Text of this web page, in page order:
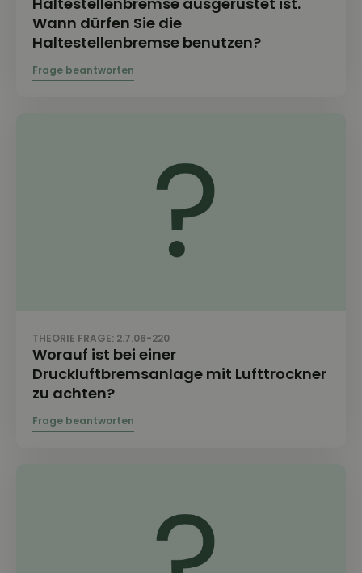
Wann dürfen Sie die
Haltestellenbremse benutzen?
THEORIE FRAGE: 2.7.06-220
Worauf ist bei einer
Druckluftbremsanlage mit Lufttrockner
zu achten?